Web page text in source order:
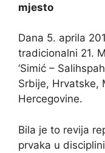
mjesto
Dana 5. aprila
tradicionalni 21.
‘Simić –
Srbije, Hrvatske,
Hercegovine.
Bila je to revija
prvaka u